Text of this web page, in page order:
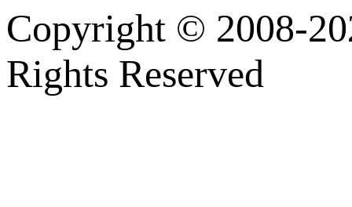
Copyright © 2008-
Rights Reserved